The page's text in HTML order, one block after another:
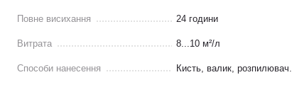
Повне висихання 24 години
Витрата 8...10 м²/л
Способи нанесення Кисть, валик, розпилювач.